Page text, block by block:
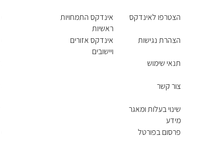
הצטרפו לאינדקס
הצהרת נגישות
תנאי שימוש
צור קשר
שינוי בעלות ומאגר
מידע
פרסום בפורטל
אינדקס התמחויות
ראשיות
אינדקס אזורים
ויישובים